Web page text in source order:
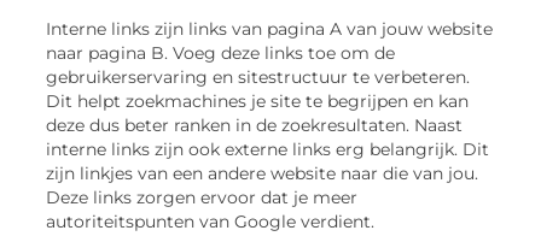
Interne links zijn links van pagina A van jouw website
naar pagina B. Voeg deze links toe om de
gebruikerservaring en sitestructuur te verbeteren.
Dit helpt zoekmachines je site te begrijpen en kan
deze dus beter ranken in de zoekresultaten. Naast
interne links zijn ook externe links erg belangrijk. Dit
zijn linkjes van een andere website naar die van jou.
Deze links zorgen ervoor dat je meer
autoriteitspunten van Google verdient.